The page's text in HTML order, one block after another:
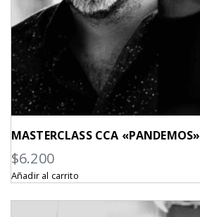
MASTERCLASS CCA «PANDEMOS»
$6.200
Añadir al carrito